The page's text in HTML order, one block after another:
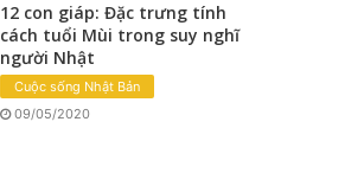
12 con giáp: Đặc trưng tính
cách tuổi Mùi trong suy nghĩ
người Nhật
Cuộc sống Nhật Bản
09/05/2020